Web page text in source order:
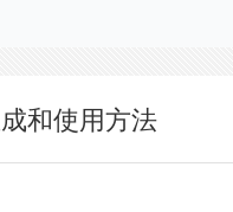
和使用方法